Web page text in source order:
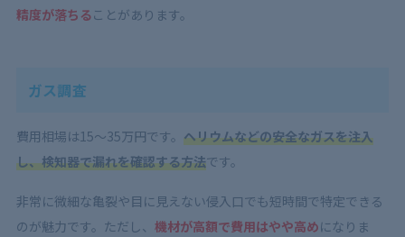
精度が落ちることがあります。
ガス調査
費用相場は15〜35万円です。 ヘリウムなどの安全なガスを注入
し、検知器で漏れを確認する方法です。
非常に微細な亀裂や目に見えない侵入口でも短時間で特定できる
のが魅力です。ただし、 機材が高額で費用はやや高めになりま